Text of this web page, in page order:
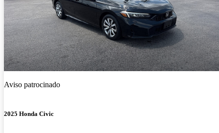
Aviso patrocinado
2025 Honda Civic